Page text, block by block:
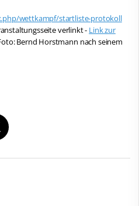
wettkampf/startliste-protokoll
verlinkt - Link zur
Bernd Horstmann nach seinem